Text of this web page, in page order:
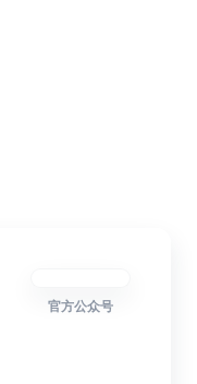
官方公众号